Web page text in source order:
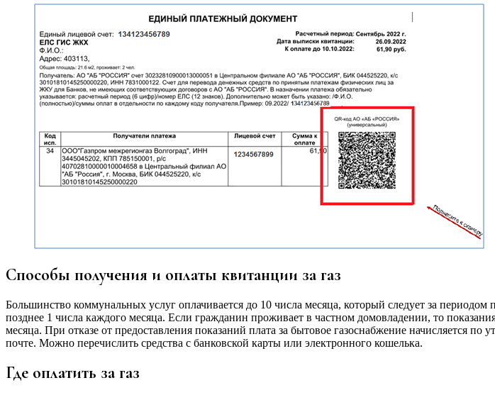
Способы получения и оплаты квитанции за газ
Большинство коммунальных услуг оплачивается до 10 числа месяца, который следует за
позднее 1 числа каждого месяца. Если гражданин проживает в частном домовладении, то
месяца. При отказе от предоставления показаний плата за бытовое газоснабжение начисляется
почте. Можно перечислить средства с банковской карты или электронного кошелька.
Где оплатить за газ